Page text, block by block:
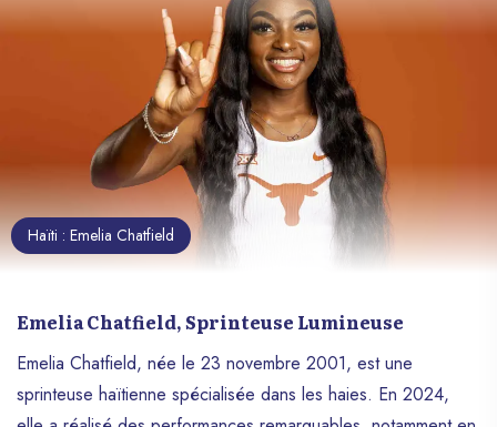
eu sa chance pour bien répresenter sa
terre meurtrie à la porte d’ une victoire
mondiale, une victoire qui si elle avait eu
lieu, aurait été paraphée au nom de tout un
peuple, dans la course absolue face à un
grand chaos qui ne rêve que par l’idée de
l’étouffer. Bien qu’il n’a pas réussi à
remporter cette coupe(se terminant à la
sixième place du classement général), le
champion haïtien du slam a eu le temps
d’inspirer tout un pays durant son grand
que partie remise, une prochaine fois la
victoire sera atteinte à coup sûre.
Haïti : Emelia Chatfield
Emelia Chatfield, Sprinteuse Lumineuse
Emelia Chatfield, née le 23 novembre 2001, est une
sprinteuse haïtienne spécialisée dans les haies. En 2024,